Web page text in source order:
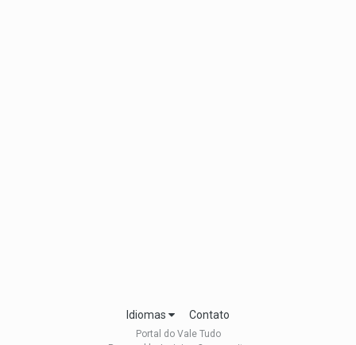
Idiomas Contato
Portal do Vale Tudo